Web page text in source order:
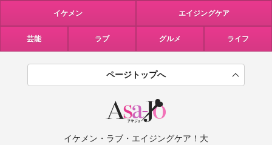
イケメン エイジングケア
芸能 ラブ グルメ ライフ
ページトップへ
イケメン・ラブ・エイジングケア！大